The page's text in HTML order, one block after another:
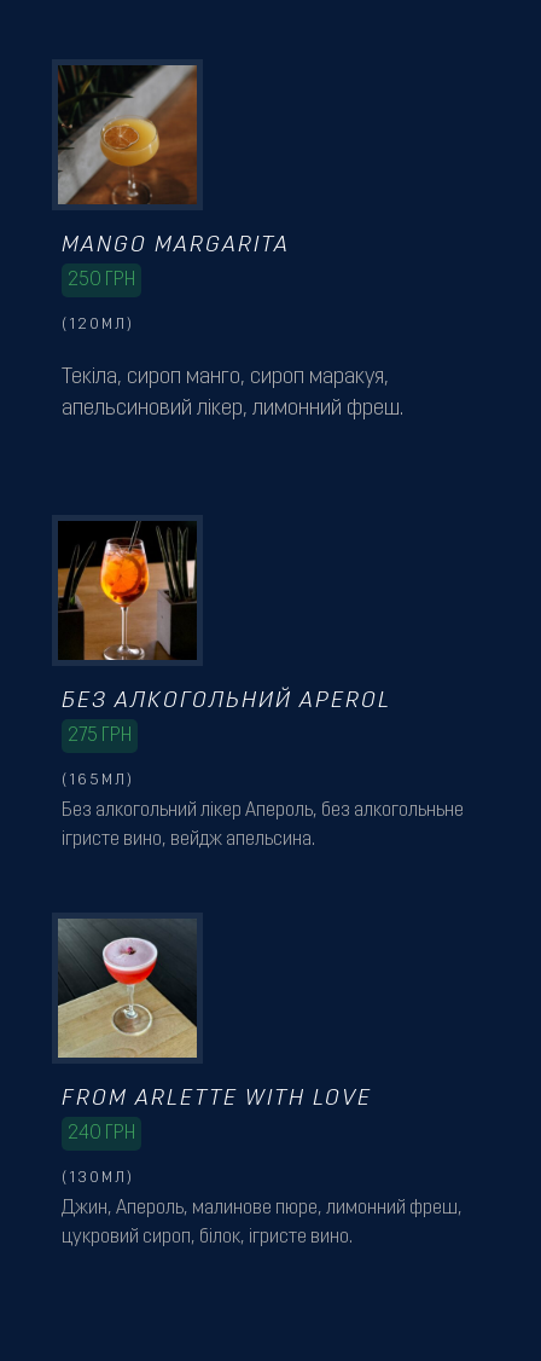
Текіла, сироп манго, сироп маракуя,
апельсиновий лікер, лимонний фреш.
(120МЛ)
MANGO MARGARITA
250 ГРН
Без алкогольний лікер Апероль, без алкогольньне
ігристе вино, вейдж апельсина.
(165МЛ)
БЕЗ АЛКОГОЛЬНИЙ APEROL
275 ГРН
Джин, Апероль, малинове пюре, лимонний фреш,
цукровий сироп, білок, ігристе вино.
(130МЛ)
FROM ARLETTE WITH LOVE
240 ГРН